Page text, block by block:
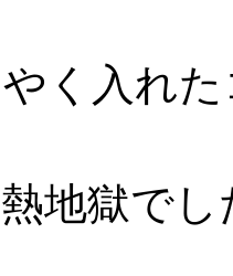
く入れ
地獄でし